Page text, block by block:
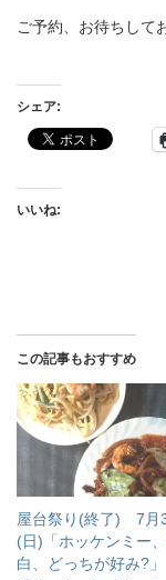
ご予約、お待ちして
シェア:
いいね:
この記事もおすすめ
屋台祭り(終了) 7月
(日)「ホッケンミー
白、どっちが好み?」